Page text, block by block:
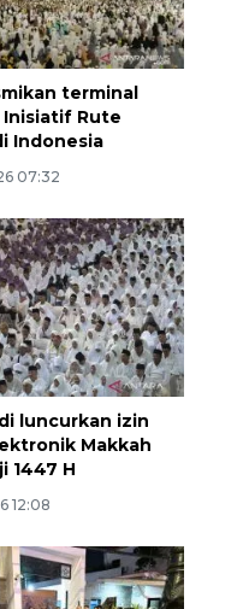
terminal
Rute
Indonesia
07:32
luncurkan izin
Makkah
1447 H
12:08
II-2026